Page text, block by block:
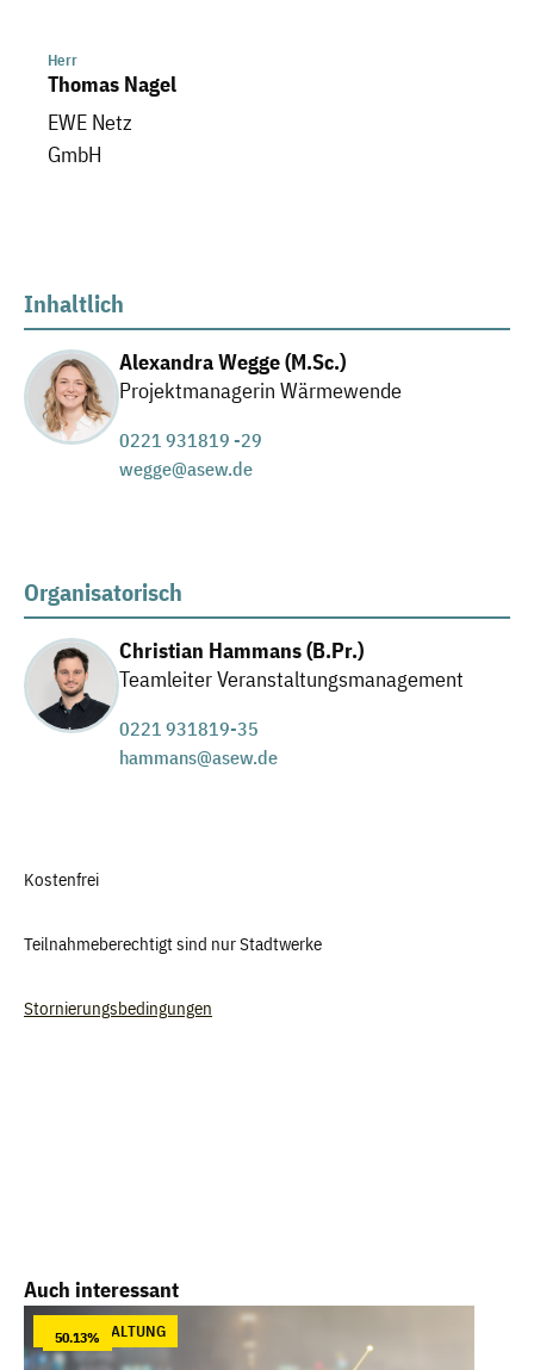
Herr
Thomas Nagel
EWE Netz
GmbH
Inhaltlich
Alexandra Wegge (M.Sc.)
Projektmanagerin Wärmewende
0221 931819 -29
wegge@asew.de
Organisatorisch
Christian Hammans (B.Pr.)
Teamleiter Veranstaltungsmanagement
0221 931819-35
hammans@asew.de
Kostenfrei
Teilnahmeberechtigt sind nur Stadtwerke
Stornierungsbedingungen
Produktgalerie überspringen
Auch interessant
50.13%
VERANSTALTUNG